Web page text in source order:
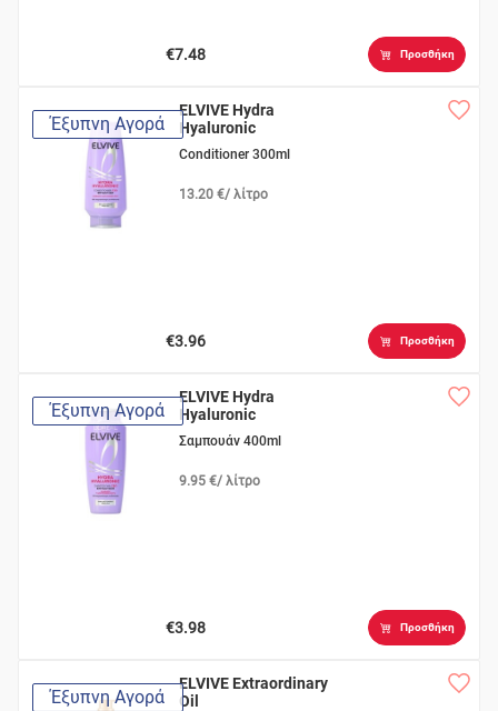
€7.48 Προσθήκη
Έξυπνη Αγορά
ELVIVE Hydra
Hyaluronic
Conditioner 300ml
13.20 €/ λίτρο
€3.96 Προσθήκη
Έξυπνη Αγορά
ELVIVE Hydra
Hyaluronic
Σαμπουάν 400ml
9.95 €/ λίτρο
€3.98 Προσθήκη
Έξυπνη Αγορά
ELVIVE Extraordinary
Oil